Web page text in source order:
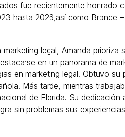
fue recientemente
hasta 2026,así como Bronce
legal, Amanda
en un panorama de
en marketing legal. Obtuvo
Más tarde, mientras
de Florida. Su
sin problemas sus